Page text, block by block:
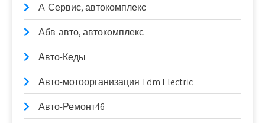
А-Сервис, автокомплекс
Абв-авто, автокомплекс
Авто-Кеды
Авто-мотоорганизация Tdm Electric
Авто-Ремонт46